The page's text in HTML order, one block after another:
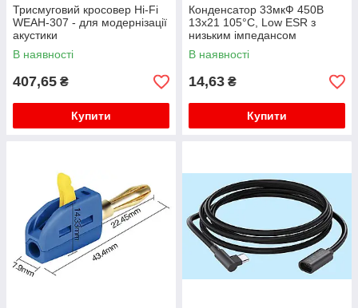
Трисмуговий кросовер Hi-Fi
WEAH-307 - для модернізації
акустики
В наявності
407,65 ₴
Купити
Конденсатор 33мкФ 450В
13x21 105°C, Low ESR з
низьким імпедансом
В наявності
14,63 ₴
Купити